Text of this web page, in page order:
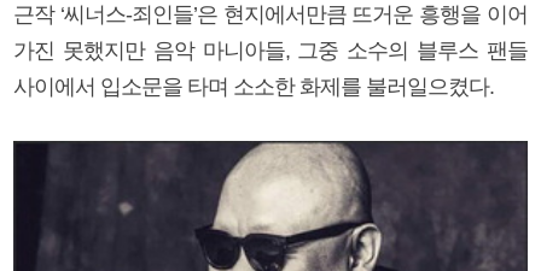
근작 ‘씨너스-죄인들’은 현지에서만큼 뜨거운 흥행을 이어
가진 못했지만 음악 마니아들, 그중 소수의 블루스 팬들
사이에서 입소문을 타며 소소한 화제를 불러일으켰다.